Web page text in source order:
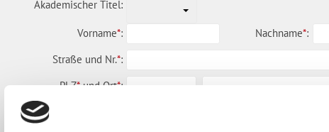
Akademischer Titel:
Vorname*: Nachname*:
Straße und Nr.*:
PLZ* undOrt*: